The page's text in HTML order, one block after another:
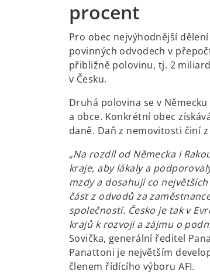
procent
Pro obec nejvýhodnější
povinných odvodech v
přibližně polovinu, tj. 2
v Česku.
Druhá polovina se v
a obce. Konkrétní obec
daně. Daň z nemovitosti činí
„Na rozdíl od Německa i
kraje, aby lákaly a
mzdy a dosahují co
část z odvodů za
společností. Česko je tak v
krajů k rozvoji a zájmu o
Sovička, generální ředitel
Panattoni je největším
členem řídícího výboru AFI.